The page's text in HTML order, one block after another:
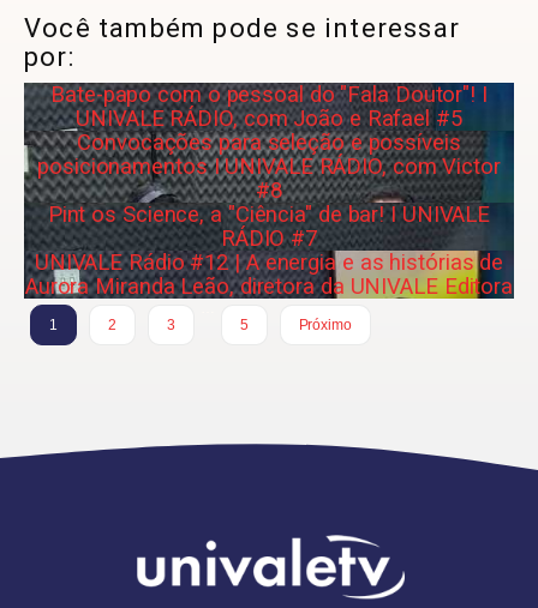
Você também pode se interessar
por:
Bate-papo com o pessoal do "Fala Doutor"! I
UNIVALE RÁDIO, com João e Rafael #5
Convocações para seleção e possíveis
posicionamentos I UNIVALE RÁDIO, com Victor
#8
Pint os Science, a "Ciência" de bar! I UNIVALE
RÁDIO #7
UNIVALE Rádio #12 | A energia e as histórias de
Aurora Miranda Leão, diretora da UNIVALE Editora
1 2 3
5
Próximo